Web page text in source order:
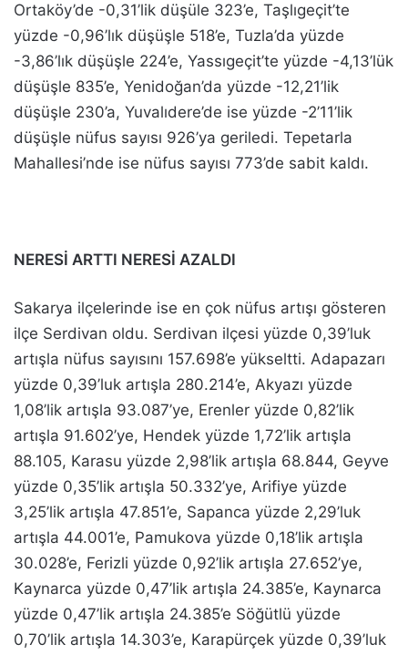
Ortaköy’de -0,31’lik düşüle 323’e, Taşlıgeçit’te
yüzde -0,96’lık düşüşle 518’e, Tuzla’da yüzde
-3,86’lık düşüşle 224’e, Yassıgeçit’te yüzde -4,13’lük
düşüşle 835’e, Yenidoğan’da yüzde -12,21’lik
düşüşle 230’a, Yuvalıdere’de ise yüzde -2’11’lik
düşüşle nüfus sayısı 926’ya geriledi. Tepetarla
Mahallesi’nde ise nüfus sayısı 773’de sabit kaldı.
NERESİ ARTTI NERESİ AZALDI
Sakarya ilçelerinde ise en çok nüfus artışı gösteren
ilçe Serdivan oldu. Serdivan ilçesi yüzde 0,39’luk
artışla nüfus sayısını 157.698’e yükseltti. Adapazarı
yüzde 0,39’luk artışla 280.214’e, Akyazı yüzde
1,08’lik artışla 93.087’ye, Erenler yüzde 0,82’lik
artışla 91.602’ye, Hendek yüzde 1,72’lik artışla
88.105, Karasu yüzde 2,98’lik artışla 68.844, Geyve
yüzde 0,35’lik artışla 50.332’ye, Arifiye yüzde
3,25’lik artışla 47.851’e, Sapanca yüzde 2,29’luk
artışla 44.001’e, Pamukova yüzde 0,18’lik artışla
30.028’e, Ferizli yüzde 0,92’lik artışla 27.652’ye,
Kaynarca yüzde 0,47’lik artışla 24.385’e, Kaynarca
yüzde 0,47’lik artışla 24.385’e Söğütlü yüzde
0,70’lik artışla 14.303’e, Karapürçek yüzde 0,39’luk